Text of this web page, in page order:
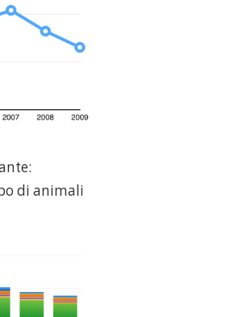
di animali